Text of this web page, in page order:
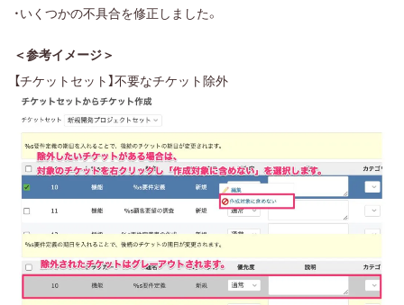
・いくつかの不具合を修正しました。
＜参考イメージ＞
【チケットセット】不要なチケット除外